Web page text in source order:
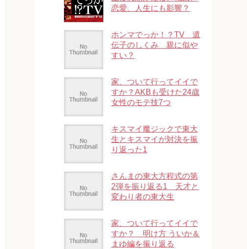
恋愛、人生にも影響？
ホンマでっか！？TV 遺
伝子のしくみ 親に似や
すい？
家、ついて行ってイイで
すか？AKBも受けた24歳
女性のモテ技7つ
キスマイ魔ジックで東大
生とキスマイが対決を振
り返った1
さんまの東大方程式の第
2弾を振り返る1 天才と
変わり者の東大生
家、ついて行ってイイで
すか？ 明け方 ういか＆
まゆ編を振り返る